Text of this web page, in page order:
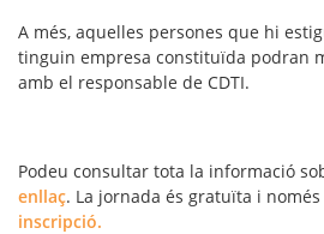
A més, aquelles persones que hi
tinguin empresa constituïda podran
amb el responsable de CDTI.
Podeu consultar tota la informació
enllaç. La jornada és gratuïta i
inscripció.